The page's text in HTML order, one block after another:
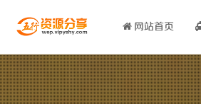
网站首页